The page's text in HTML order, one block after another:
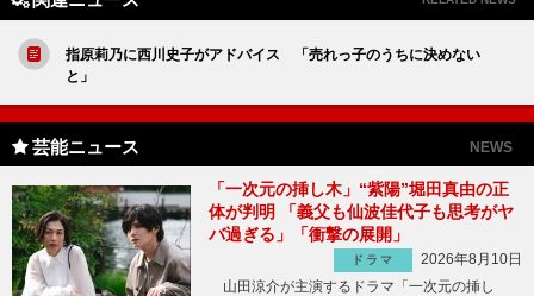
指原莉乃に西川史子がアドバイス 「売れっ子のうちに決めない
と」
芸能ニュース NEWS
「一次元の挿し木」“紫陽”堀田真由の正
体が判明 「義父も仙波佳代子も思考がヤ
バ過ぎる」「衝撃の展開」
ドラマ
2026年8月10日
山田涼介が主演するドラマ「一次元の挿し